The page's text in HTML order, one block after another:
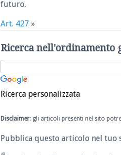
futuro.
Art. 427 »
Ricerca nell'ordinamento
Ricerca personalizzata
Disclaimer: gli articoli presenti nel sito
Pubblica questo articolo nel tuo